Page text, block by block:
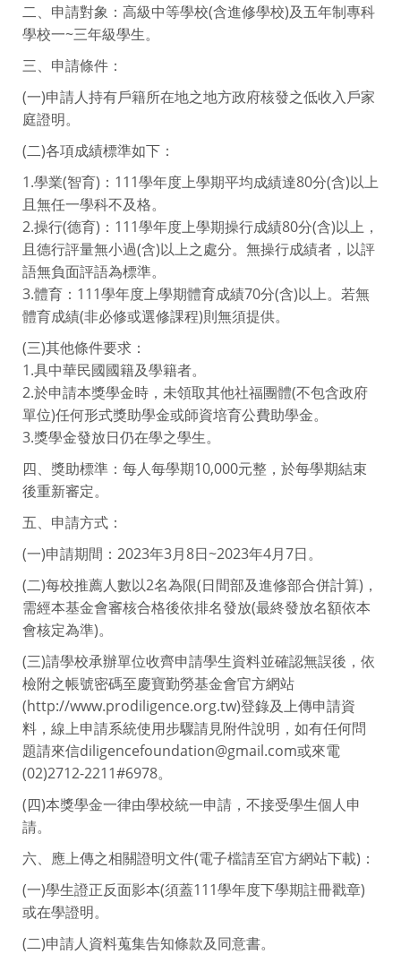
二、申請對象：高級中等學校(含進修學校)及五年制專科
學校一~三年級學生。
三、申請條件：
(一)申請人持有戶籍所在地之地方政府核發之低收入戶家
庭證明。
(二)各項成績標準如下：
1.學業(智育)：111學年度上學期平均成績達80分(含)以上
且無任一學科不及格。
2.操行(德育)：111學年度上學期操行成績80分(含)以上，
且德行評量無小過(含)以上之處分。無操行成績者，以評
語無負面評語為標準。
3.體育：111學年度上學期體育成績70分(含)以上。若無
體育成績(非必修或選修課程)則無須提供。
(三)其他條件要求：
1.具中華民國國籍及學籍者。
2.於申請本獎學金時，未領取其他社福團體(不包含政府
單位)任何形式獎助學金或師資培育公費助學金。
3.獎學金發放日仍在學之學生。
四、獎助標準：每人每學期10,000元整，於每學期結束
後重新審定。
五、申請方式：
(一)申請期間：2023年3月8日~2023年4月7日。
(二)每校推薦人數以2名為限(日間部及進修部合併計算)，
需經本基金會審核合格後依排名發放(最終發放名額依本
會核定為準)。
(三)請學校承辦單位收齊申請學生資料並確認無誤後，依
檢附之帳號密碼至慶寶勤勞基金會官方網站
(http://www.prodiligence.org.tw)登錄及上傳申請資
料，線上申請系統使用步驟請見附件說明，如有任何問
題請來信diligencefoundation@gmail.com或來電
(02)2712-2211#6978。
(四)本獎學金一律由學校統一申請，不接受學生個人申
請。
六、應上傳之相關證明文件(電子檔請至官方網站下載)：
(一)學生證正反面影本(須蓋111學年度下學期註冊戳章)
或在學證明。
(二)申請人資料蒐集告知條款及同意書。